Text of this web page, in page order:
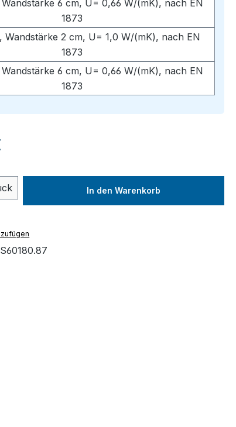
6 cm, U= 0,66 W/(mK), nach EN
1873
Wandstärke 2 cm, U= 1,0 W/(mK), nach EN
1873
6 cm, U= 0,66 W/(mK), nach EN
1873
Gib den gewünschten Wert
In den Warenkorb
S60180.87